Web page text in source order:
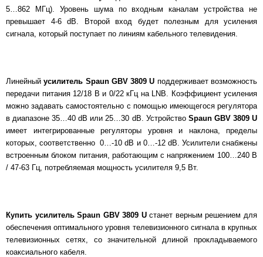
5…862 МГц). Уровень шума по входным каналам устройства не
превышает 4-6 dB. Второй вход будет полезным для усиления
сигнала, который поступает по линиям кабельного телевидения.
Линейныйусилитель Spaun GBV 3809 U поддерживает возможность
передачи питания 12/18 В и 0/22 кГц на LNB. Коэффициент усиления
можно задавать самостоятельно с помощью имеющегося регулятора
в диапазоне 35…40 dB или 25…30 dB. Устройство Spaun GBV 3809 U
имеет интегрированные регуляторы уровня и наклона, пределы
которых, соответственно 0…-10 dB и 0…-12 dB. Усилители снабжены
встроенным блоком питания, работающим с напряжением 100…240 В
/ 47-63 Гц, потребляемая мощность усилителя 9,5 Вт.
Купить усилитель Spaun GBV 3809 Uстанет верным решением для
обеспечения оптимального уровня телевизионного сигнала в крупных
телевизионных сетях, со значительной длиной прокладываемого
коаксиального кабеля.